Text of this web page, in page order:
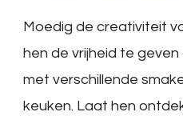
Moedig de creativiteit
hen de vrijheid te
met verschillende
keuken. Laat hen